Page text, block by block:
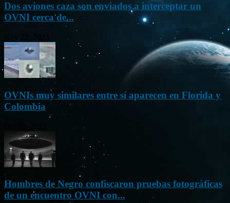
Dos aviones caza son enviados a interceptar un
OVNI cerca de...
OVNIs muy similares entre sí aparecen en Florida y
Colombia
Hombres de Negro confiscaron pruebas fotográficas
de un encuentro OVNI con...